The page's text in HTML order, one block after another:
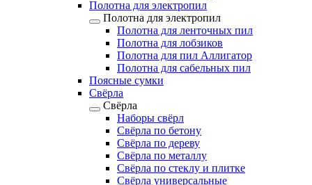
Полотна для электропил
Полотна для электропил
Полотна для ленточных пил
Полотна для лобзиков
Полотна для пил Аллигатор
Полотна для сабельных пил
Поясные сумки
Свёрла
Свёрла
Наборы свёрл
Свёрла по бетону
Свёрла по дереву
Свёрла по металлу
Свёрла по стеклу и плитке
Свёрла универсальные